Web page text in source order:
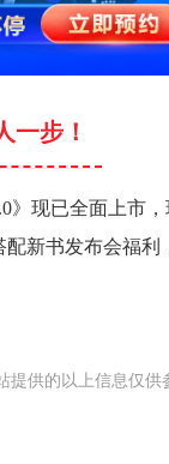
一步！
》现已全面上市
新书发布会福利
供的以上信息仅供